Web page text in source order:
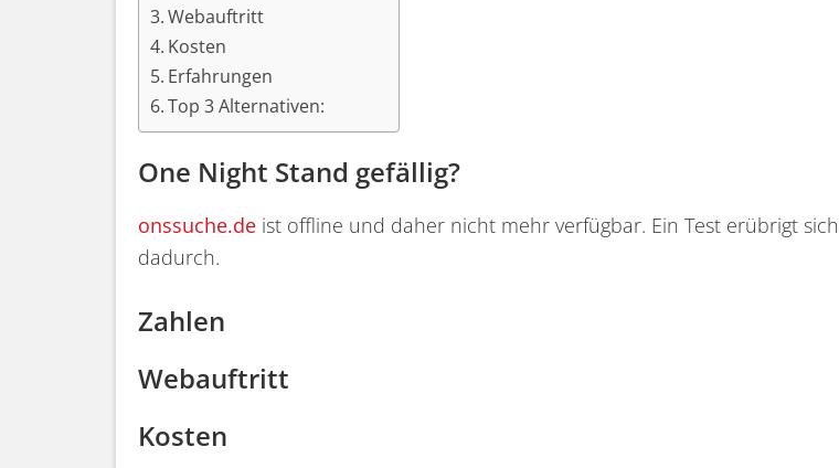
Webauftritt
Kosten
Erfahrungen
Top 3 Alternativen:
One Night Stand gefällig?
onssuche.de ist offline und daher nicht mehr verfügbar. Ein Test erübrigt sich
dadurch.
Zahlen
Webauftritt
Kosten